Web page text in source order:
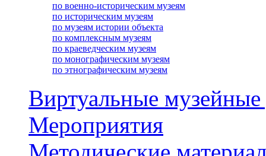
по военно-историческим музеям
по историческим музеям
по музеям истории объекта
по комплексным музеям
по краеведческим музеям
по монографическим музеям
по этнографическим музеям
Виртуальные
Мероприятия